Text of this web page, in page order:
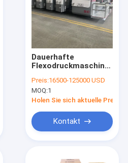
Dauerhafte
Flexodruckmaschine
Φ530mm Druckplatte
Zylinder
Durchmesser
Preis:16500-125000 USD
MOQ:1
Holen Sie sich aktuelle Preis
Kontakt